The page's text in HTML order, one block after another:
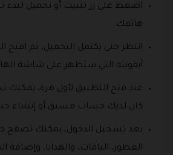
اضغط على زر تثبيت أو تحميل لبدء
هاتفك.
انتظر حتى يكتمل التحميل، ثم افتح
أيقونته التي ستظهر على شاشة
عند فتح التطبيق لأول مرة، يمكنك
كان لديك حساب مسبق أو إنشاء
بعد تسجيل الدخول، يمكنك تصفح
العطور، الباقات، والهدايا، وإضافة